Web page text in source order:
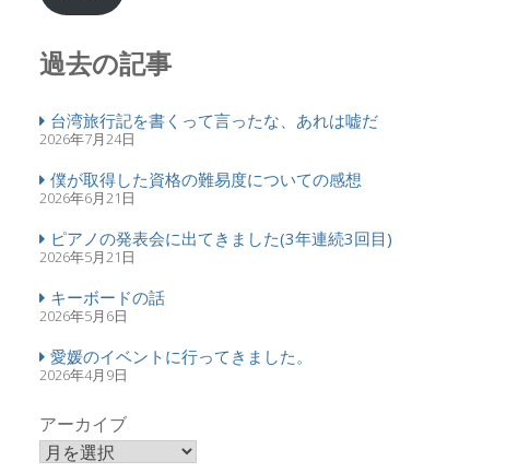
過去の記事
台湾旅行記を書くって言ったな、あれは嘘だ
2026年7月24日
僕が取得した資格の難易度についての感想
2026年6月21日
ピアノの発表会に出てきました(3年連続3回目)
2026年5月21日
キーボードの話
2026年5月6日
愛媛のイベントに行ってきました。
2026年4月9日
アーカイブ